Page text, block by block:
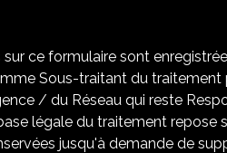
ce formulaire sont
Sous-traitant du traitement
/ du Réseau qui reste
légale du traitement repose
jusqu'à demande de